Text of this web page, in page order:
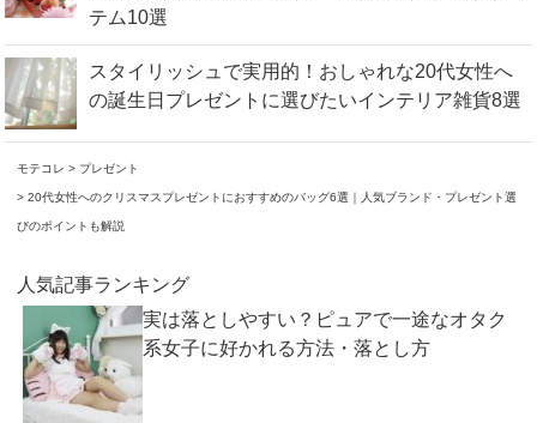
テム10選
スタイリッシュで実用的！おしゃれな20代女性へ
の誕生日プレゼントに選びたいインテリア雑貨8選
モテコレ プレゼント
20代女性へのクリスマスプレゼントにおすすめのバッグ6選｜人気ブランド・プレゼント選
びのポイントも解説
人気記事ランキング
実は落としやすい？ピュアで一途なオタク
系女子に好かれる方法・落とし方